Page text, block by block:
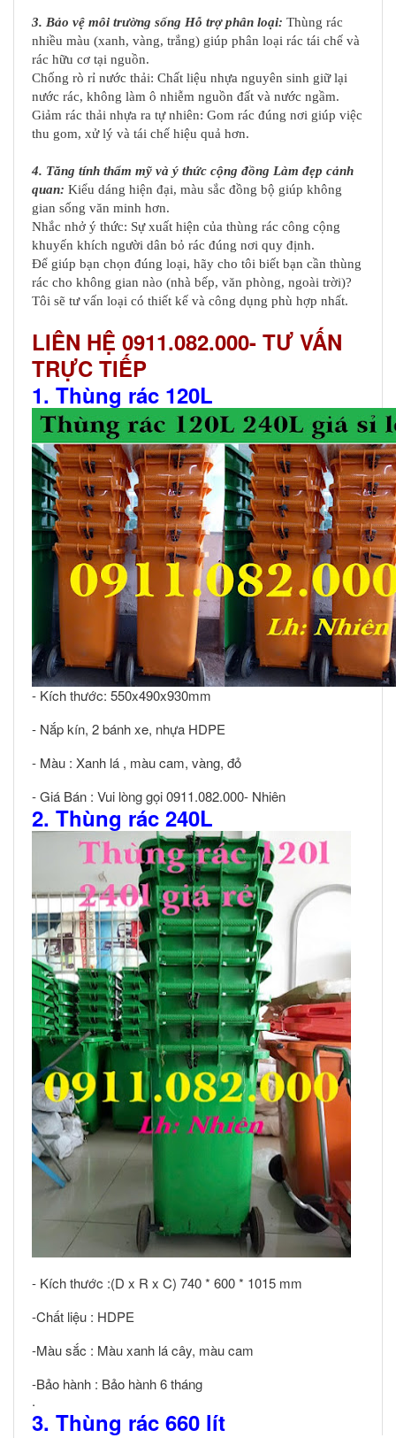
3. Bảo vệ môi trường sống Hỗ trợ phân loại: Thùng rác
nhiều màu (xanh, vàng, trắng) giúp phân loại rác tái chế và
rác hữu cơ tại nguồn.
Chống rò rỉ nước thải: Chất liệu nhựa nguyên sinh giữ lại
nước rác, không làm ô nhiễm nguồn đất và nước ngầm.
Giảm rác thải nhựa ra tự nhiên: Gom rác đúng nơi giúp việc
thu gom, xử lý và tái chế hiệu quả hơn.
4. Tăng tính thẩm mỹ và ý thức cộng đồng Làm đẹp cảnh
quan: Kiểu dáng hiện đại, màu sắc đồng bộ giúp không
gian sống văn minh hơn.
Nhắc nhở ý thức: Sự xuất hiện của thùng rác công cộng
khuyến khích người dân bỏ rác đúng nơi quy định.
Để giúp bạn chọn đúng loại, hãy cho tôi biết bạn cần thùng
rác cho không gian nào (nhà bếp, văn phòng, ngoài trời)?
Tôi sẽ tư vấn loại có thiết kế và công dụng phù hợp nhất.
LIÊN HỆ 0911.082.000- TƯ VẤN
TRỰC TIẾP
1. Thùng rác 120L
- Kích thước: 550x490x930mm
- Nắp kín, 2 bánh xe, nhựa HDPE
- Màu : Xanh lá , màu cam, vàng, đỏ
- Giá Bán : Vui lòng gọi 0911.082.000- Nhiên
2. Thùng rác 240L
- Kích thước :(D x R x C) 740 * 600 * 1015 mm
-Chất liệu : HDPE
-Màu sắc : Màu xanh lá cây, màu cam
-Bảo hành : Bảo hành 6 tháng
.
3. Thùng rác 660 lít